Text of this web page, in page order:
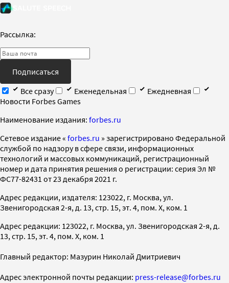
Рассылка:
Подписаться
Все сразу
Еженедельная
Ежедневная
Новости Forbes Games
Наименование издания: forbes.ru
Cетевое издание « forbes.ru » зарегистрировано Федеральной
службой по надзору в сфере связи, информационных
технологий и массовых коммуникаций, регистрационный
номер и дата принятия решения о регистрации: серия Эл №
ФС77-82431 от 23 декабря 2021 г.
Адрес редакции, издателя: 123022, г. Москва, ул.
Звенигородская 2-я, д. 13, стр. 15, эт. 4, пом. X, ком. 1
Адрес редакции: 123022, г. Москва, ул. Звенигородская 2-я, д.
13, стр. 15, эт. 4, пом. X, ком. 1
Главный редактор: Мазурин Николай Дмитриевич
Адрес электронной почты редакции: press-release@forbes.ru